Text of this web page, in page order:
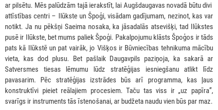
ar pilsētu. Mēs palūdzām tajā ierakstīt, lai Augšdaugavas novadā būtu divi
attīstības centri – Ilūkste un Špoģi, visādam gadījumam, nezinot, kas var
notikt. Ja nu pēkšņi Saeima nosaka, ka jāsadalās atsevišķi, tad Ilūkstes
pusē ir Ilūkste, bet mums paliek Špoģi. Pakalpojumu klāsts Špoģos ir tāds
pats kā Ilūkstē un pat vairāk, jo Višķos ir Būvniecības tehnikuma mācību
vieta, kas dod plusu. Bet pašlaik Daugavpils paziņoja, ka sakarā ar
Satversmes tiesas lēmumu lūdz stratēģijas iesniegšanu atlikt līdz
pavasarim. Pēc stratēģijas izstrādes būs arī programma, kas ļaus
konstruktīvi pieiet reālajiem procesiem. Taču tas viss ir „uz papīra”,
svarīgs ir instruments tās īstenošanai, ar budžeta naudu vien būs par maz.